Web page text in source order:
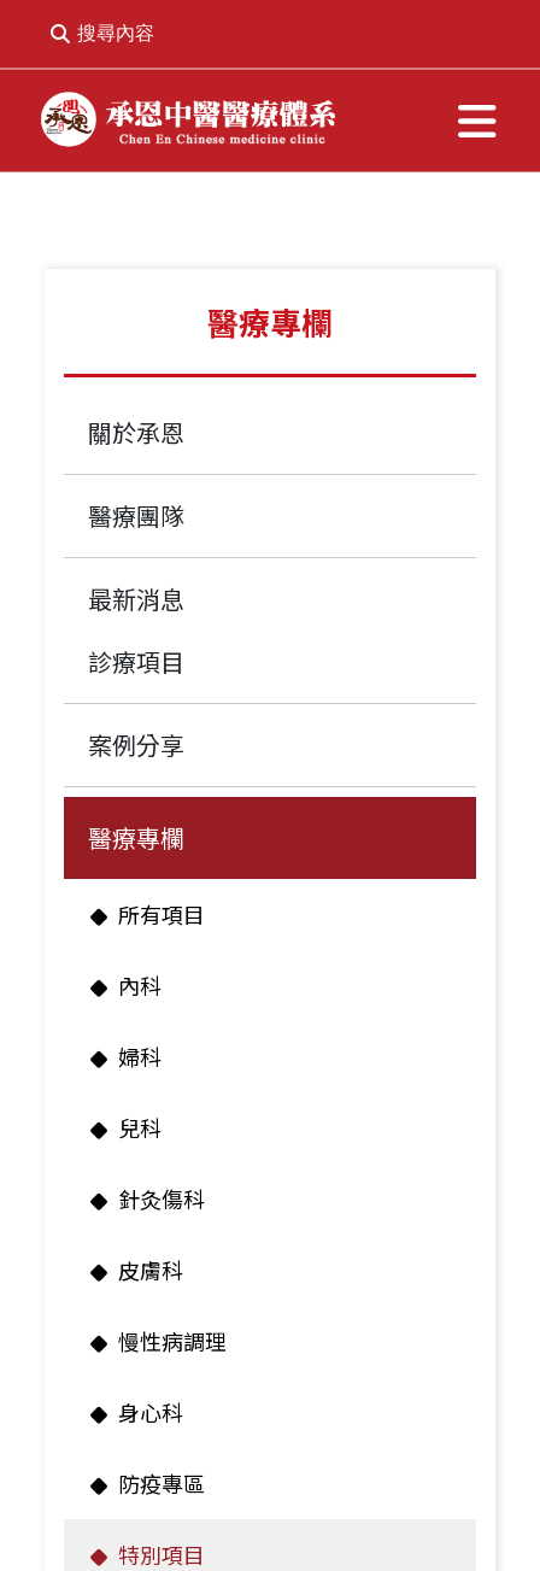
搜尋內容
醫療專欄
關於承恩
醫療團隊
最新消息
診療項目
案例分享
醫療專欄
所有項目
內科
婦科
兒科
針灸傷科
皮膚科
慢性病調理
身心科
防疫專區
特別項目